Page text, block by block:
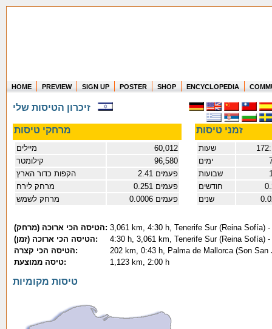
Where in the world have you flown?
How long have you been in the air?
Create your own FlightMemory and see!
HOME PREVIEW SIGN UP POSTER SHOP ENCYCLOPEDIA
מרחקי טיסות זמני טיסות
מיילים
60,012
קילומטר
96,580
2.41 פעמים
מרחק לירח
0.251 פעמים
מרחק לשמש
0.0006 פעמים
ימים
שבועות
חודשים
שנים
(הטיסה הכי ארוכה (מרחק: 3,061 km, 4:30 h, Tenerife Sur (Reina Sofía)
(הטיסה הכי ארוכה (זמן:
4:30 h, 3,061 km, Tenerife Sur (Reina Sofía)
הטיסה הכי קצרה:
202 km, 0:43 h, Palma de Mallorca (Son
טיסה ממוצעת:
1,123 km, 2:00 h
טיסות מקומיות